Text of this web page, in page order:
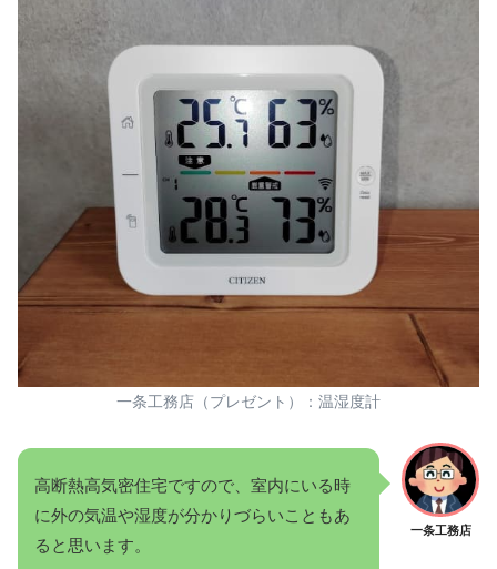
一条工務店（プレゼント）：温湿度計
一条工務店
高断熱高気密住宅ですので、室内にいる時
に外の気温や湿度が分かりづらいこともあ
ると思います。